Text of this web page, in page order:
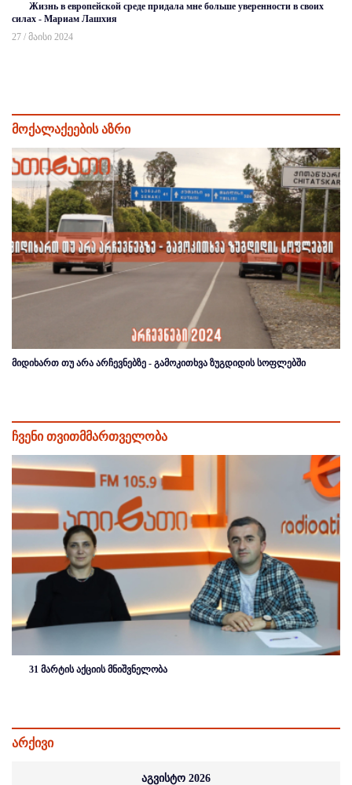
Жизнь в европейской среде придала мне больше уверенности в своих
силах - Мариам Лашхия
27 / მაისი 2024
მოქალაქეების აზრი
მიდიხართ თუ არა არჩევნებზე - გამოკითხვა ზუგდიდის სოფლებში
ჩვენი თვითმმართველობა
31 მარტის აქციის მნიშვნელობა
არქივი
აგვისტო 2026